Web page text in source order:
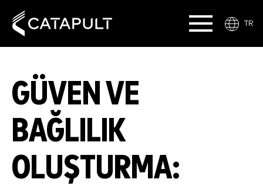
TR
GÜVEN VE
BAĞLILIK
OLUŞTURMA: